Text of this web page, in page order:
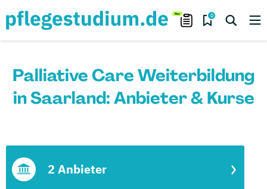
0
Palliative Care Weiterbildung
in Saarland: Anbieter & Kurse
2 Anbieter